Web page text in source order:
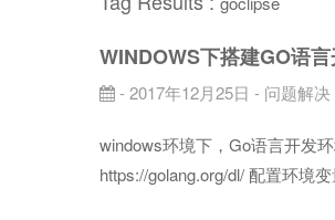
WINDOWS下搭建GO语
- 2017年12月25日 - 问题解决
windows环境下，Go语言开发
https://golang.org/dl/ 配置环境